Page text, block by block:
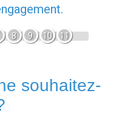
8 9 10 11
souhaitez-